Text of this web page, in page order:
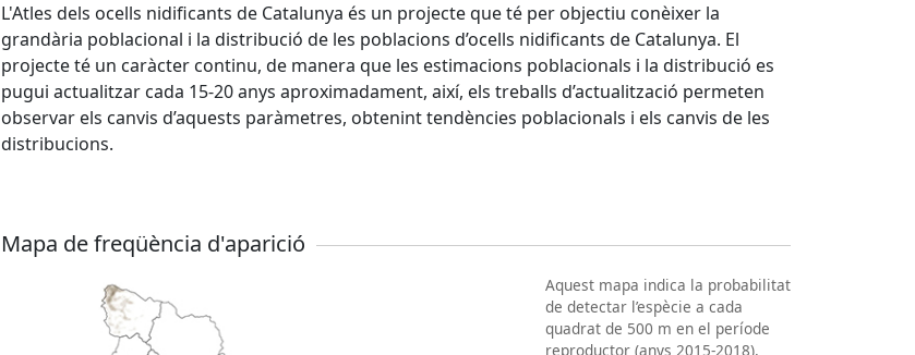
L'Atles dels ocells nidificants de Catalunya és un projecte que té per objectiu conèixer la
grandària poblacional i la distribució de les poblacions d’ocells nidificants de Catalunya. El
projecte té un caràcter continu, de manera que les estimacions poblacionals i la distribució es
pugui actualitzar cada 15-20 anys aproximadament, així, els treballs d’actualització permeten
observar els canvis d’aquests paràmetres, obtenint tendències poblacionals i els canvis de les
distribucions.
Mapa de freqüència d'aparició
Aquest mapa indica la probabilitat
de detectar l’espècie a cada
quadrat de 500 m en el període
reproductor (anys 2015-2018),